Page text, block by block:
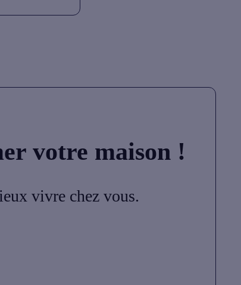
votre maison !
vivre chez vous.